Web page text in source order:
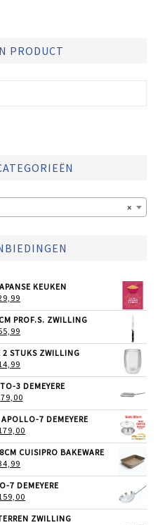
PRODUCT
×
KEUKEN
IS:
PROF.S. ZWILLING
IS:
2 STUKS ZWILLING
IS:
€14,99.
3 DEMEYERE
79,00HUIDIGE
IS:
€79,00.
7 DEMEYERE
IS:
CUISIPRO BAKEWARE
IS:
€34,99.
7 DEMEYERE
IS:ZWILLING